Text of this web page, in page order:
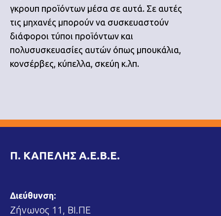
γκρουπ προϊόντων μέσα σε αυτά. Σε αυτές
τις μηχανές μπορούν να συσκευαστούν
διάφοροι τύποι προϊόντων και
πολυσυσκευασίες αυτών όπως μπουκάλια,
κονσέρβες, κύπελλα, σκεύη κ.λπ.
Π. ΚΑΠΕΛΗΣ Α.Ε.Β.Ε.
Διεύθυνση:
Ζήνωνος 11, ΒΙ.ΠΕ